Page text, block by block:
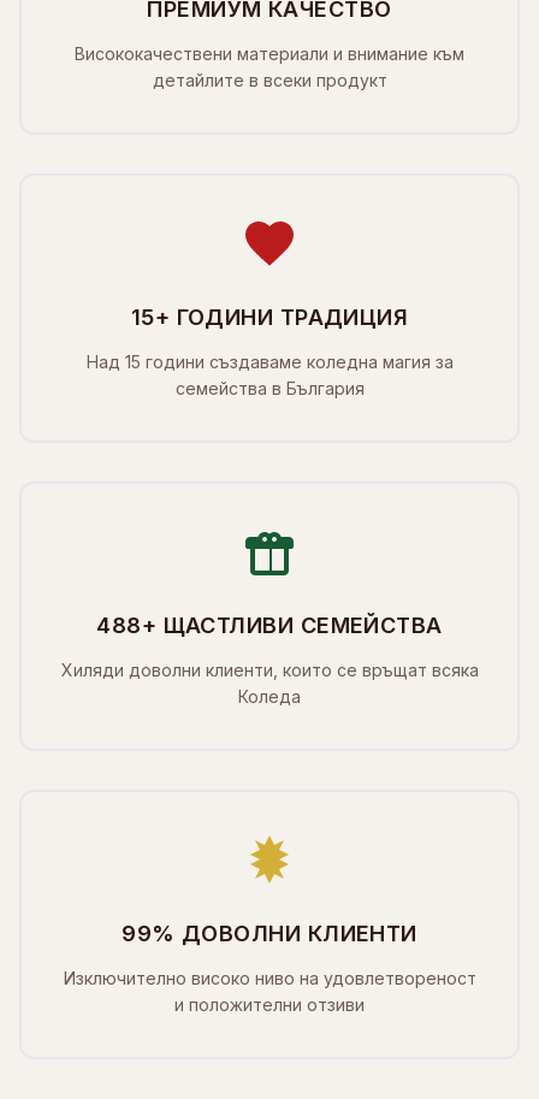
ПРЕМИУМ КАЧЕСТВО
Висококачествени материали и внимание към
детайлите в всеки продукт
15+ ГОДИНИ ТРАДИЦИЯ
Над 15 години създаваме коледна магия за
семейства в България
488+ ЩАСТЛИВИ СЕМЕЙСТВА
Хиляди доволни клиенти, които се връщат всяка
Коледа
99% ДОВОЛНИ КЛИЕНТИ
Изключително високо ниво на удовлетвореност
и положителни отзиви